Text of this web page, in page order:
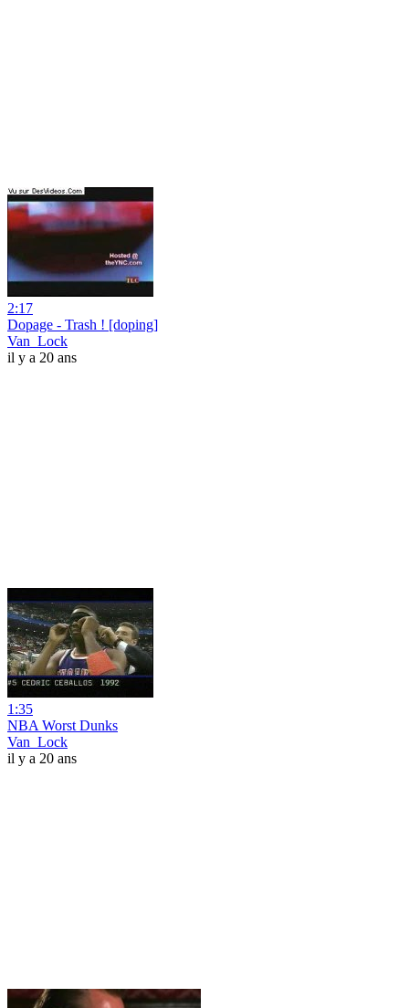
2:17
Dopage - Trash ! [doping]
Van_Lock
il y a 20 ans
1:35
NBA Worst Dunks
Van_Lock
il y a 20 ans